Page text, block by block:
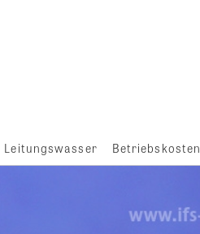
Leitungswasser Betriebskosten